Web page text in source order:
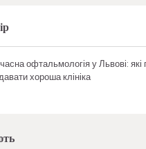
офтальмологія у Львові: які
хороша клініка